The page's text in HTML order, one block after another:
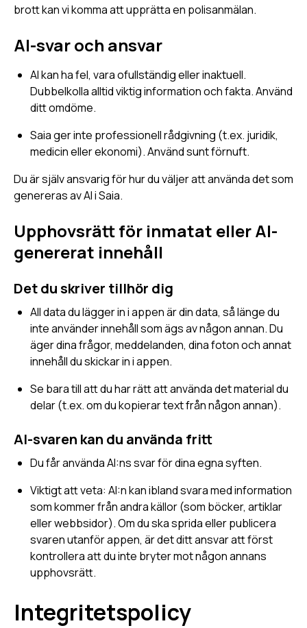
brott kan vi komma att upprätta en polisanmälan.
AI-svar och ansvar
AI kan ha fel, vara ofullständig eller inaktuell.
Dubbelkolla alltid viktig information och fakta. Använd
ditt omdöme.
Saia ger inte professionell rådgivning (t.ex. juridik,
medicin eller ekonomi). Använd sunt förnuft.
Du är själv ansvarig för hur du väljer att använda det som
genereras av AI i Saia.
Upphovsrätt för inmatat eller AI-
genererat innehåll
Det du skriver tillhör dig
All data du lägger in i appen är din data, så länge du
inte använder innehåll som ägs av någon annan. Du
äger dina frågor, meddelanden, dina foton och annat
innehåll du skickar in i appen.
Se bara till att du har rätt att använda det material du
delar (t.ex. om du kopierar text från någon annan).
AI-svaren kan du använda fritt
Du får använda AI:ns svar för dina egna syften.
Viktigt att veta: AI:n kan ibland svara med information
som kommer från andra källor (som böcker, artiklar
eller webbsidor). Om du ska sprida eller publicera
svaren utanför appen, är det ditt ansvar att först
kontrollera att du inte bryter mot någon annans
upphovsrätt.
Integritetspolicy